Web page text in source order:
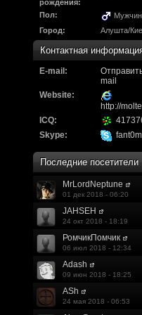
F@Nt0M :
Kadzicy :
F@Nt0M
рождения:
Пол:
Город:
Алушта/
Контактная
E-mail:
mail
Website:
http://
ICQ:
Skype:
Последние посетители
MrLordNeptune
01 дек 2018 - 06:20
JAHSEH
24 окт 2018 - 18:19
РомчикПомчик
06 июл 2018 - 12:34
Adash
09 июн 2018 - 18:25
ASh
24 мая 2018 - 06:53